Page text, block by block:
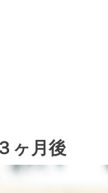
ヶ月後